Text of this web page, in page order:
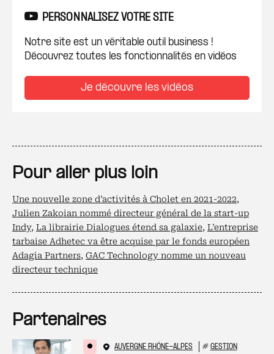
PERSONNALISEZ VOTRE SITE
Notre site est un véritable outil business !
Découvrez toutes les fonctionnalités en vidéos
Je découvre les vidéos
Pour aller plus loin
Une nouvelle zone d’activités à Cholet en 2021-2022,
Julien Zakoian nommé directeur général de la start-up
Indy, La librairie Dialogues étend sa galaxie, L’entreprise
tarbaise Adhetec va être acquise par le fonds européen
Adagia Partners, GAC Technology nomme un nouveau
directeur technique
Partenaires
AUVERGNE RHÔNE-ALPES # GESTION